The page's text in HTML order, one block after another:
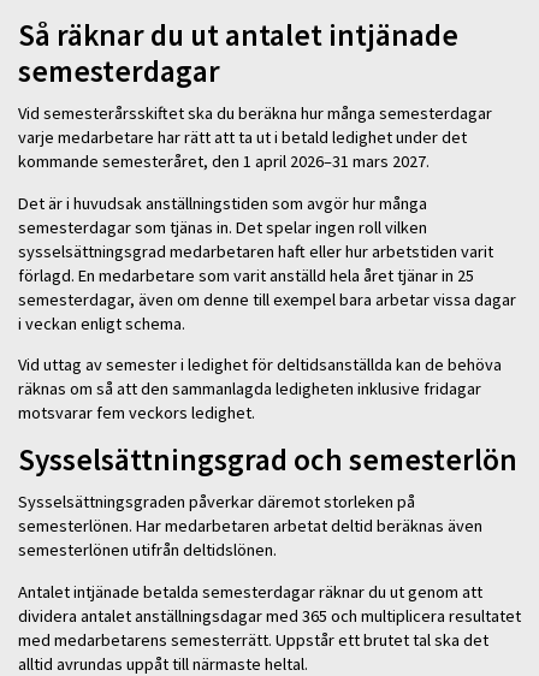
Så räknar du ut antalet intjänade
semesterdagar
Vid semesterårsskiftet ska du beräkna hur många semesterdagar
varje medarbetare har rätt att ta ut i betald ledighet under det
kommande semesteråret, den 1 april 2026–31 mars 2027.
Det är i huvudsak anställningstiden som avgör hur många
semesterdagar som tjänas in. Det spelar ingen roll vilken
sysselsättningsgrad medarbetaren haft eller hur arbetstiden varit
förlagd. En medarbetare som varit anställd hela året tjänar in 25
semesterdagar, även om denne till exempel bara arbetar vissa dagar
i veckan enligt schema.
Vid uttag av semester i ledighet för deltidsanställda kan de behöva
räknas om så att den sammanlagda ledigheten inklusive fridagar
motsvarar fem veckors ledighet.
Sysselsättningsgrad och semesterlön
Sysselsättningsgraden påverkar däremot storleken på
semesterlönen. Har medarbetaren arbetat deltid beräknas även
semesterlönen utifrån deltidslönen.
Antalet intjänade betalda semesterdagar räknar du ut genom att
dividera antalet anställningsdagar med 365 och multiplicera resultatet
med medarbetarens semesterrätt. Uppstår ett brutet tal ska det
alltid avrundas uppåt till närmaste heltal.